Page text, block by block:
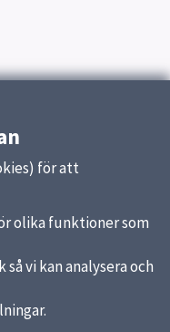
för att
olika funktioner som
vi kan analysera och